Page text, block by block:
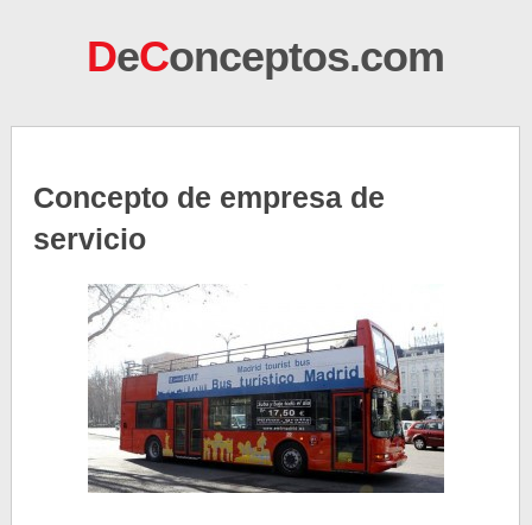
DeConceptos.com
Concepto de empresa de
servicio